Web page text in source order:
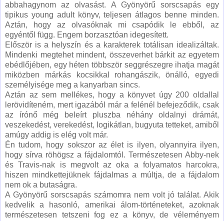
abbahagynom az olvasást. A Gyönyörű sorscsapás egy
tipikus young adult könyv, teljesen átlagos benne minden.
Aztán, hogy az olvasóknak mi csapódik le ebből, az
egyéntől függ. Engem borzasztóan idegesített.
Először is a helyszín és a karakterek totálisan idealizáltak.
Mindenki megtehet mindent, összeverhet bárkit az egyetem
ebédlőjében, egy héten többször seggrészegre ihatja magát
miközben márkás kocsikkal rohangászik, önálló, egyedi
személyisége meg a kanyarban sincs.
Aztán az sem mellékes, hogy a könyvet úgy 200 oldallal
lerövidíteném, mert igazából már a felénél befejeződik, csak
az írónő még beleírt pluszba néhány oldalnyi drámát,
veszekedést, verekedést, logikátlan, bugyuta tetteket, amiből
amúgy addig is elég volt már.
Én tudom, hogy sokszor az élet is ilyen, olyannyira ilyen,
hogy sírva röhögsz a fájdalomtól. Természetesen Abby-nek
és Travis-nak is megvolt az oka a folyamatos harcokra,
hiszen mindkettejüknek fájdalmas a múltja, de a fájdalom
nem ok a butaságra.
A Gyönyörű sorscsapás számomra nem volt jó találat. Akik
kedvelik a hasonló, amerikai álom-történeteket, azoknak
természetesen tetszeni fog ez a könyv, de véleményem